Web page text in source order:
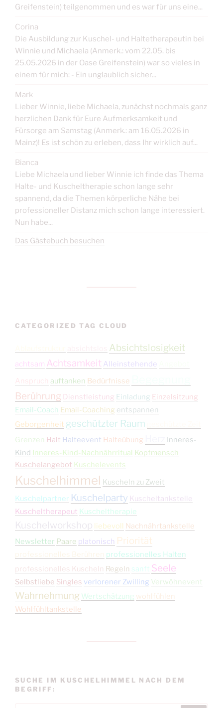
Greifenstein) teilgenommen und es war für uns eine...
Corina
Die Ausbildung zur Kuschel- und Haltetherapeutin bei
Winnie und Michaela (Anmerk.: vom 22.05. bis
25.05.2026 in der Oase Greifenstein) war so vieles in
einem für mich: - Ein unglaublich sicher...
Mark
Lieber Winnie, liebe Michaela, zunächst nochmals ganz
herzlichen Dank für Eure Aufmerksamkeit und
Fürsorge am Samstag (Anmerk.: am 16.05.2026 in
Mainz)! Es ist schön zu erleben, dass Ihr wirklich auf...
Bianca
Liebe Michaela und lieber Winnie ich finde das Thema
Halte- und Kuscheltherapie schon lange sehr
spannend, da die Themen körperliche Nähe bei
professioneller Distanz mich schon lange interessiert.
Nun habe...
Das Gästebuch besuchen
CATEGORIZED TAG CLOUD
Absichtslosigkeit
achtsam Achtsamkeit Alleinstehende
Anspruch
auftanken Bedürfnisse
Berührung Dienstleistung Einladung Einzelsitzung
Email-Coach Email-Coaching entspannen
Geborgenheit geschützter Raum
Grenzen Halt Halteevent Halteübung
Inneres-
Kind Inneres-Kind-Nachnährritual Kopfmensch
Kuschelangebot Kuschelevents
Kuschelhimmel Kuscheln zu Zweit
Kuschelpartner Kuschelparty Kuscheltankstelle
Kuscheltherapeut Kuscheltherapie
Kuschelworkshop liebevoll Nachnährtankstelle
Newsletter Paare platonisch Priorität
professionelles Berühren
professionelles Halten
professionelles Kuscheln Regeln sanft Seele
Selbstliebe Singles verlorener Zwilling Verwöhnevent
Wahrnehmung Wertschätzung wohlfühlen
Wohlfühltankstelle
SUCHE IM KUSCHELHIMMEL NACH DEM
BEGRIFF: